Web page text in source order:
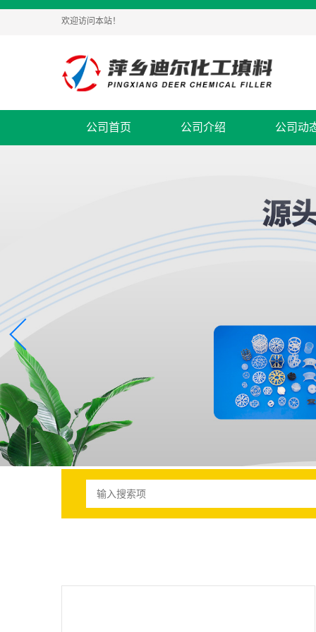
欢迎访问本站！
公司首页 公司介绍 公司动